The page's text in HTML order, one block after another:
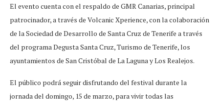
El evento cuenta con el respaldo de GMR Canarias, principal
patrocinador, a través de Volcanic Xperience, con la colaboración
de la Sociedad de Desarrollo de Santa Cruz de Tenerife a través
del programa Degusta Santa Cruz, Turismo de Tenerife, los
ayuntamientos de San Cristóbal de La Laguna y Los Realejos.
El público podrá seguir disfrutando del festival durante la
jornada del domingo, 15 de marzo, para vivir todas las